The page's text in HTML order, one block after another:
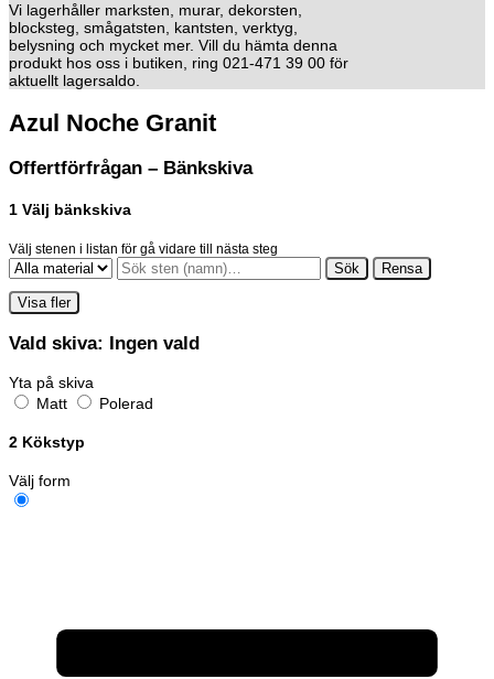
Vi lagerhåller marksten, murar, dekorsten,
blocksteg, smågatsten, kantsten, verktyg,
belysning och mycket mer. Vill du hämta denna
produkt hos oss i butiken, ring 021-471 39 00 för
aktuellt lagersaldo.
Azul Noche Granit
Offertförfrågan – Bänkskiva
1 Välj bänkskiva
Välj stenen i listan för gå vidare till nästa steg
Sök Rensa
Visa fler
Vald skiva: Ingen vald
Yta på skiva
Matt
Polerad
2 Kökstyp
Välj form